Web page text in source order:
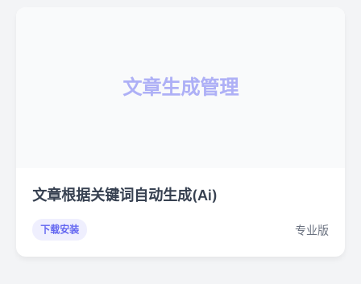
文章生成管理
文章根据关键词自动生成(Ai)
下载安装 专业版